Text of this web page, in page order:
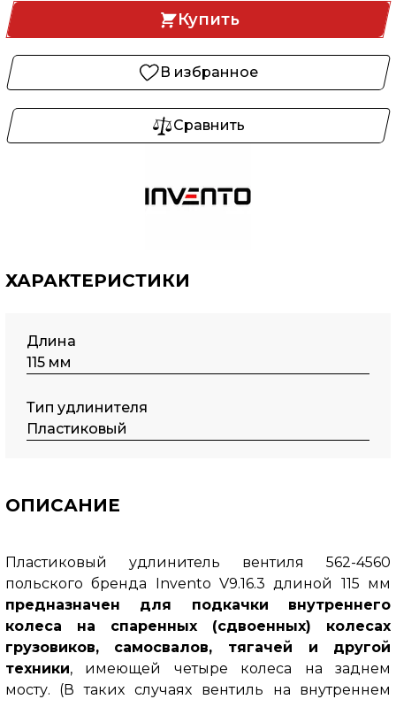
Купить
В избранное
Сравнить
ХАРАКТЕРИСТИКИ
Длина
115 мм
Тип удлинителя
Пластиковый
ОПИСАНИЕ
Пластиковый удлинитель вентиля 562-4560
польского бренда Invento V9.16.3 длиной 115 мм
предназначен для подкачки внутреннего
колеса на спаренных (сдвоенных) колесах
грузовиков, самосвалов, тягачей и другой
техники, имеющей четыре колеса на заднем
мосту. (В таких случаях вентиль на внутреннем